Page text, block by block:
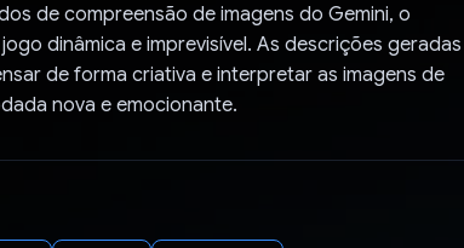
de compreensão de imagens do Gemini, o
dinâmica e imprevisível. As descrições geradas
de forma criativa e interpretar as imagens de
nova e emocionante.